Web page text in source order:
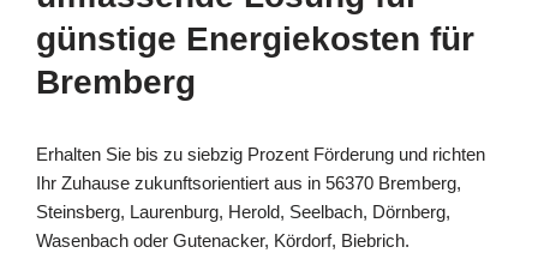
günstige Energiekosten für
Bremberg
Erhalten Sie bis zu siebzig Prozent Förderung und richten
Ihr Zuhause zukunftsorientiert aus in 56370 Bremberg,
Steinsberg, Laurenburg, Herold, Seelbach, Dörnberg,
Wasenbach oder Gutenacker, Kördorf, Biebrich.